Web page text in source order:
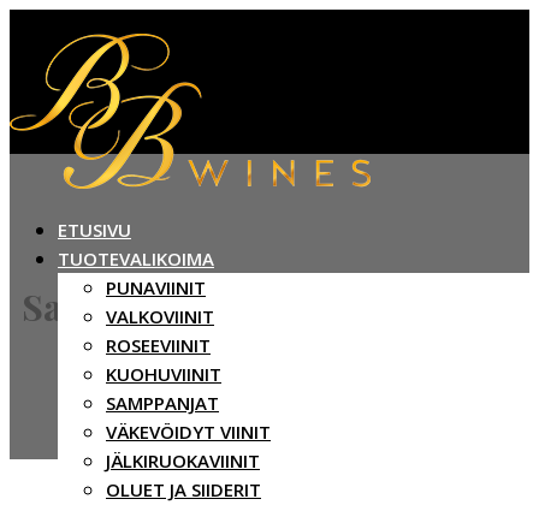
ETUSIVU
TUOTEVALIKOIMA
PUNAVIINIT
VALKOVIINIT
ROSEEVIINIT
KUOHUVIINIT
SAMPPANJAT
VÄKEVÖIDYT VIINIT
JÄLKIRUOKAVIINIT
OLUET JA SIIDERIT
Sauternes